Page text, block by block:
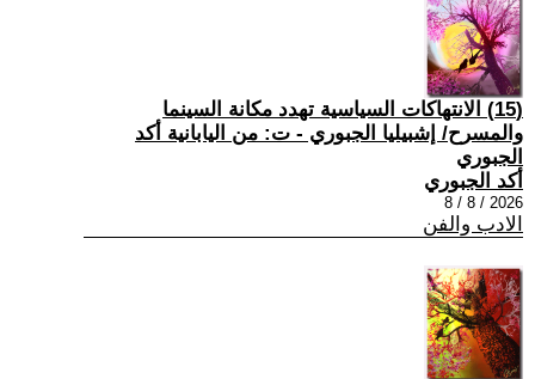
(15) الانتهاكات السياسية تهدد مكانة السينما
والمسرح/ إشبيليا الجبوري - ت: من اليابانية أكد
الجبوري
أكد الجبوري
2026 / 8 / 8
الادب والفن